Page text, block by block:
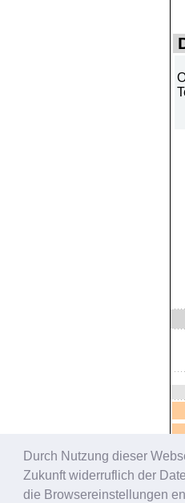
Durch Nutzung dieser
Zukunft widerruflich der
die Browsereinstellungen